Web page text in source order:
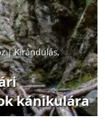
|Kirándulás,
kánikulára